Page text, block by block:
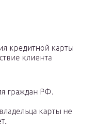
кредитной карты
клиента
граждан РФ.
карты не